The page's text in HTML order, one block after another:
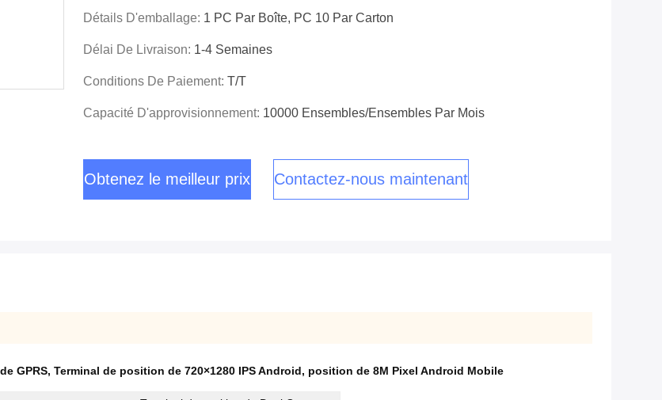
Détails D'emballage: 1 PC Par Boîte, PC 10 Par Carton
Délai De Livraison: 1-4 Semaines
Conditions De Paiement: T/T
Capacité D'approvisionnement: 10000 Ensembles/ensembles Par Mois
Obtenez le meilleur prix Contactez-nous maintenant
GPRS, Terminal de position de 720×1280 IPS Android, position de 8M Pixel Android Mobile